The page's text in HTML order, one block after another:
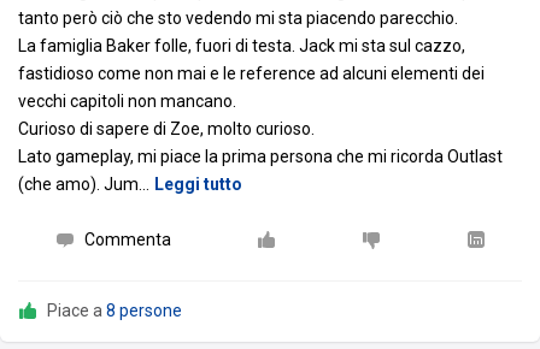
tanto però ciò che sto vedendo mi sta piacendo parecchio.
La famiglia Baker folle, fuori di testa. Jack mi sta sul cazzo,
fastidioso come non mai e le reference ad alcuni elementi dei
vecchi capitoli non mancano.
Curioso di sapere di Zoe, molto curioso.
Lato gameplay, mi piace la prima persona che mi ricorda Outlast
(che amo). Jum
Leggi tutto
Commenta
Piace a 8 persone